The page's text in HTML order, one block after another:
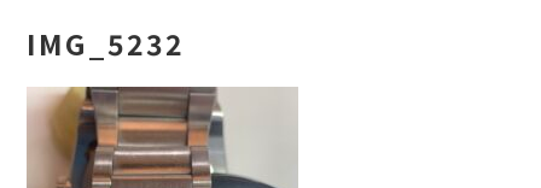
IMG_5232